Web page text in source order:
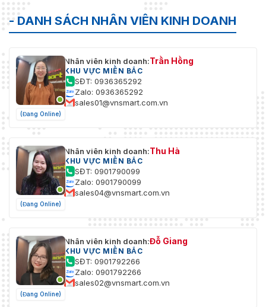
- DANH SÁCH NHÂN VIÊN KINH DOANH
(Đang Online)
Nhân viên kinh doanh:Trần Hồng
KHU VỰC MIỀN BẮC
SĐT: 0936365292
Zalo: 0936365292
sales01@vnsmart.com.vn
(Đang Online)
Nhân viên kinh doanh:Thu Hà
KHU VỰC MIỀN BẮC
SĐT: 0901790099
Zalo: 0901790099
sales04@vnsmart.com.vn
(Đang Online)
Nhân viên kinh doanh:Đỗ Giang
KHU VỰC MIỀN BẮC
SĐT: 0901792266
Zalo: 0901792266
sales02@vnsmart.com.vn